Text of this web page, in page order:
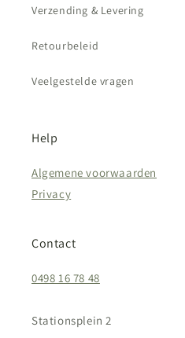
Verzending & Levering
Retourbeleid
Veelgestelde vragen
Help
Algemene voorwaarden
Privacy
Contact
0498 16 78 48
Stationsplein 2